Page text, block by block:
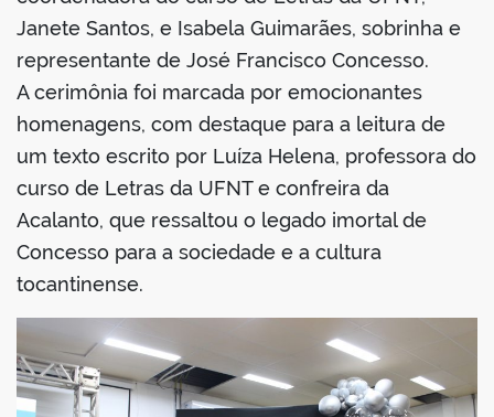
Janete Santos, e Isabela Guimarães, sobrinha e
representante de José Francisco Concesso.
A cerimônia foi marcada por emocionantes
homenagens, com destaque para a leitura de
um texto escrito por Luíza Helena, professora do
curso de Letras da UFNT e confreira da
Acalanto, que ressaltou o legado imortal de
Concesso para a sociedade e a cultura
tocantinense.